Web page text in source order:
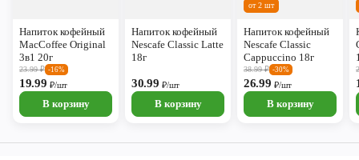
Напиток кофейный
MacCoffee Original
3в1 20г
23.99₽ -16%
19.99₽/шт
В корзину
Напиток кофейный
Nescafe Classic Latte
18г
30.99₽/шт
В корзину
от 2 шт
Напиток кофейный
Nescafe Classic
Cappuccino 18г
38.99₽ -30%
26.99₽/шт
В корзину